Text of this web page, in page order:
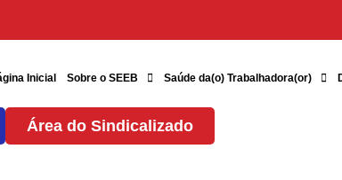
Inicial Sobre o SEEB Saúde da(o) Trabalhadora(or)
Área do Sindicalizado